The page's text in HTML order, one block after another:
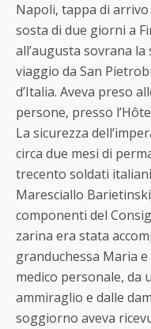
Napoli, tappa di
sosta di due giorni a
all’augusta sovrana la
viaggio da San
d’Italia. Aveva preso
persone, presso
La sicurezza
circa due mesi di
trecento soldati
Maresciallo
componenti del
zarina era stata
granduchessa Maria
medico personale, da
ammiraglio e dalle
soggiorno aveva